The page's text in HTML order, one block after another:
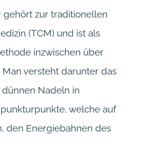
gehört zur traditionellen
(TCM) und ist als
inzwischen über
versteht darunter das
Nadeln in
welche auf
den Energiebahnen des